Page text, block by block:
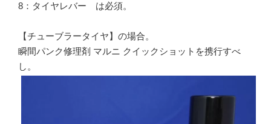
8：タイヤレバー は必須。
【チューブラータイヤ】の場合。
瞬間パンク修理剤 マルニ クイックショットを携行すべ
し。